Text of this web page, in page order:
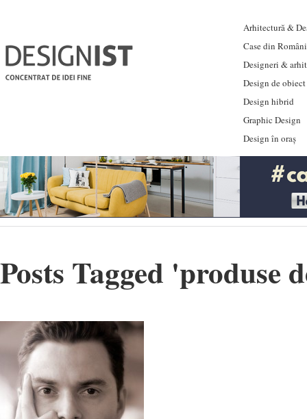
Arhitectură &
Case din
Designeri &
Design de obiect
Design hibrid
Graphic Design
Design în oraș
Posts Tagged 'produse